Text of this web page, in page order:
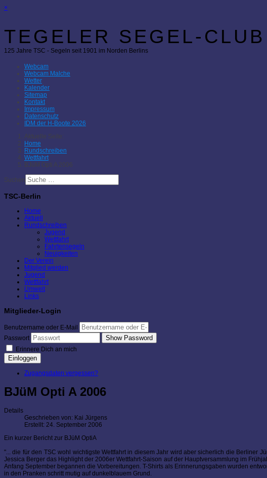
×
TEGELER SEGEL-
125 Jahre TSC - Segeln seit 1901 im Norden Berlins
Webcam
Webcam Malche
Wetter
Kalender
Sitemap
Kontakt
Impressum
Datenschutz
IDM der H-Boote 2026
Aktuelle Seite:
Home
Rundschreiben
Wettfahrt
BJüM Opti A 2006
Suchen
TSC-Berlin
Home
Aktuell
Rundschreiben
Jugend
Wettfahrt
Fahrtensegeln
Neuigkeiten
Der Verein
Mitglied werden
Jugend
Wettfahrt
Umwelt
Links
Mitglieder-Login
Benutzername oder E-Mail
Passwort
Show Password
Erinnere Dich an mich
Einloggen
Zugangsdaten vergessen?
BJüM Opti A 2006
Details
Geschrieben von: Kai Jürgens
Erstellt: 24. September 2006
Ein kurzer Bericht zur BJüM OptiA
"... die für den TSC wohl wichtigste Wettfahrt in diesem Jahr wird aber sicherlich die Berliner
Jessica Berger das Highlight der 2006er Wettfahrt-Saison auf der Hauptversammlung im
Anfang September begannen die Vorbereitungen. T-Shirts als Erinnerungsgaben wurden
in den Pranken schritt mutig auf dunkelblauem Grund.